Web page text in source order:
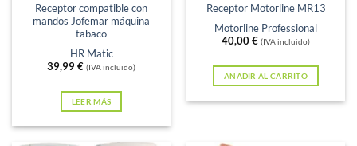
Receptor compatible con
mandos Jofemar máquina
tabaco
HR Matic
39,99€ (IVA incluido)
LEER MÁS
Receptor Motorline MR13
Motorline Professional
40,00€ (IVA incluido)
AÑADIR AL CARRITO